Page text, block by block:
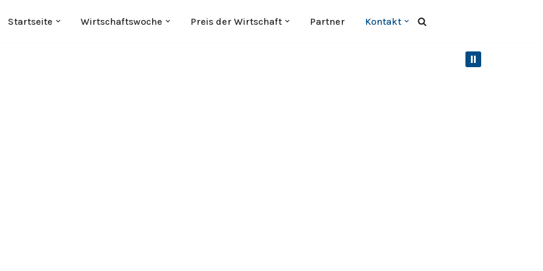
Startseite Wirtschaftswoche Preis der Wirtschaft Partner Kontakt